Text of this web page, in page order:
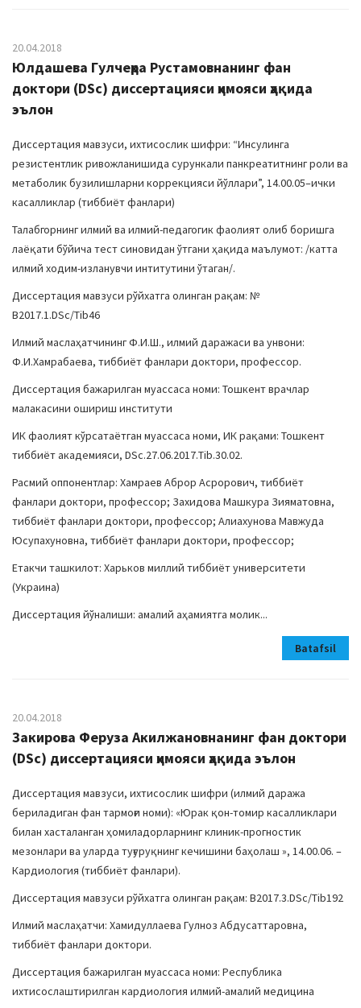
20.04.2018
Юлдашева Гулчеҳра Рустамовнанинг фан
доктори (DSc) диссертацияси ҳимояси ҳақида
эълон
Диссертация мавзуси, ихтисослик шифри: “Инсулинга
резистентлик ривожланишида сурункали панкреатитнинг роли ва
метаболик бузилишларни коррекцияси йўллари”, 14.00.05–ички
касалликлар (тиббиёт фанлари)
Талабгорнинг илмий ва илмий-педагогик фаолият олиб боришга
лаёқати бўйича тест синовидан ўтгани ҳақида маълумот: /катта
илмий ходим-изланувчи интитутини ўтаган/.
Диссертация мавзуси рўйхатга олинган рақам: №
В2017.1.DSc/Tib46
Илмий маслаҳатчининг Ф.И.Ш., илмий даражаси ва унвони:
Ф.И.Хамрабаева, тиббиёт фанлари доктори, профессор.
Диссертация бажарилган муассаса номи: Тошкент врачлар
малакасини ошириш институти
ИК фаолият кўрсатаётган муассаса номи, ИК рақами: Тошкент
тиббиёт академияси, DSc.27.06.2017.Тib.30.02.
Расмий оппонентлар: Хамраев Аброр Асрорович, тиббиёт
фанлари доктори, профессор; Захидова Машкура Зияматовна,
тиббиёт фанлари доктори, профессор; Алиахунова Мавжуда
Юсупахуновна, тиббиёт фанлари доктори, профессор;
Етакчи ташкилот: Харьков миллий тиббиёт университети
(Украина)
Диссертация йўналиши: амалий аҳамиятга молик...
Batafsil
20.04.2018
Закирова Феруза Акилжановнанинг фан доктори
(DSc) диссертацияси ҳимояси ҳақида эълон
Диссертация мавзуси, ихтисослик шифри (илмий даража
бериладиган фан тармоғи номи): «Юрак қон-томир касалликлари
билан хасталанган ҳомиладорларнинг клиник-прогностик
мезонлари ва уларда туғуруқнинг кечишини баҳолаш », 14.00.06. –
Кардиология (тиббиёт фанлари).
Диссертация мавзуси рўйхатга олинган рақам: В2017.3.DSc/Tib192
Илмий маслаҳатчи: Хамидуллаева Гулноз Абдусаттаровна,
тиббиёт фанлари доктори.
Диссертация бажарилган муассаса номи: Республика
ихтисослаштирилган кардиология илмий-амалий медицина